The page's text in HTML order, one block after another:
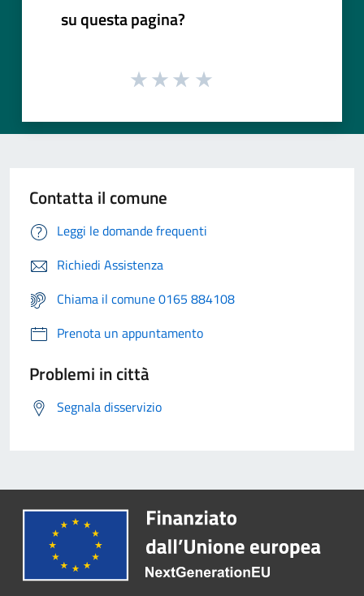
su questa pagina?
Contatta il comune
Leggi le domande frequenti
Richiedi Assistenza
Chiama il comune 0165 884108
Prenota un appuntamento
Problemi in città
Segnala disservizio